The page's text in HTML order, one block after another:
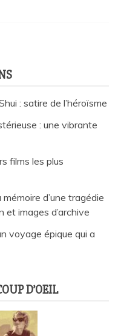
: satire de l’héroïsme
: une vibrante
films les plus
d’une tragédie
et images d’archive
voyage épique qui a
D’OEIL